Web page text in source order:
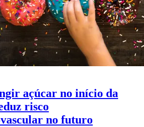
açúcar no início da
risco
no futuro